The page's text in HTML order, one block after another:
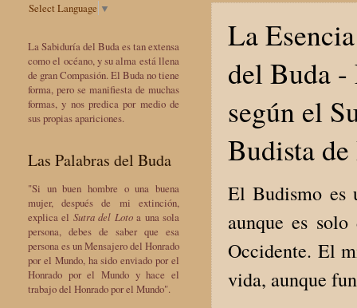
La
del Buda -
según el
Budista de
El Budismo es
aunque es
Occidente. El
vida, aunque
Select Language ▼
La Sabiduría del Buda es tan extensa
como el océano, y su alma está llena
de gran Compasión. El Buda no tiene
forma, pero se manifiesta de muchas
formas, y nos predica por medio de
sus propias apariciones.
Las Palabras del Buda
"Si un buen hombre o una buena
mujer, después de mi extinción,
explica el Sutra del Lotoa una sola
persona, debes de saber que esa
persona es un Mensajero del Honrado
por el Mundo, ha sido enviado por el
Honrado por el Mundo y hace el
trabajo del Honrado por el Mundo".